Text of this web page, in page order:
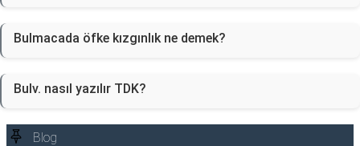
Bulmacada öfke kızgınlık ne demek?
Bulv. nasıl yazılır TDK?
Blog